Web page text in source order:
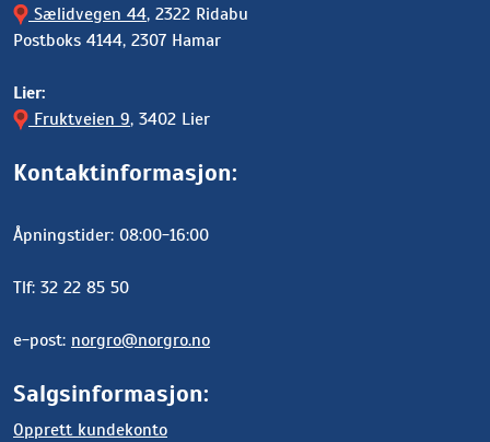
Sælidvegen 44, 2322 Ridabu
Postboks 4144, 2307 Hamar
Lier:
Fruktveien 9, 3402 Lier
Kontaktinformasjon:
Åpningstider: 08:00-16:00
Tlf: 32 22 85 50
e-post: norgro@norgro.no
Salgsinformasjon:
Opprett kundekonto